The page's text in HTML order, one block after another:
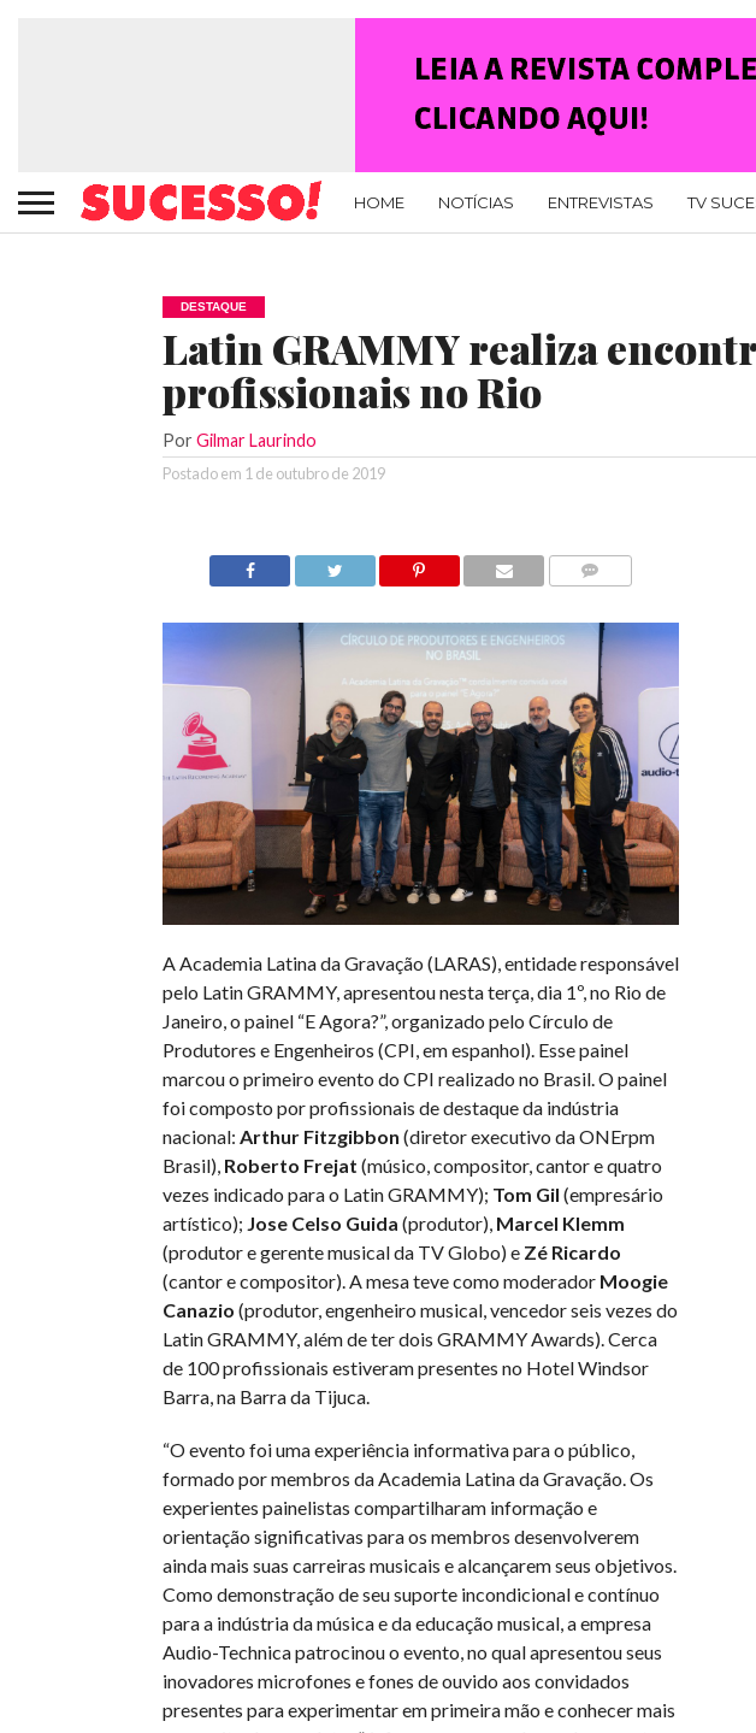
HOME NOTÍCIAS ENTREVISTAS TV
DESTAQUE
Latin GRAMMY realiza
profissionais no Rio
Por Gilmar Laurindo
Postado em 1 de outubro de 2019
A Academia Latina da Gravação (LARAS), entidade responsável
pelo Latin GRAMMY, apresentou nesta terça, dia 1º, no Rio de
Janeiro, o painel “E Agora?”, organizado pelo Círculo de
Produtores e Engenheiros (CPI, em espanhol). Esse painel
marcou o primeiro evento do CPI realizado no Brasil. O painel
foi composto por profissionais de destaque da indústria
nacional: Arthur Fitzgibbon (diretor executivo da ONErpm
Brasil), Roberto Frejat (músico, compositor, cantor e quatro
vezes indicado para o Latin GRAMMY); Tom Gil (empresário
artístico); Jose Celso Guida (produtor), Marcel Klemm
(produtor e gerente musical da TV Globo) eZé Ricardo
(cantor e compositor). A mesa teve como moderador Moogie
Canazio (produtor, engenheiro musical, vencedor seis vezes do
Latin GRAMMY, além de ter dois GRAMMY Awards). Cerca
de 100 profissionais estiveram presentes no Hotel Windsor
Barra, na Barra da Tijuca.
“O evento foi uma experiência informativa para o público,
formado por membros da Academia Latina da Gravação. Os
experientes painelistas compartilharam informação e
orientação significativas para os membros desenvolverem
ainda mais suas carreiras musicais e alcançarem seus objetivos.
Como demonstração de seu suporte incondicional e contínuo
para a indústria da música e da educação musical, a empresa
Audio-Technica patrocinou o evento, no qual apresentou seus
inovadores microfones e fones de ouvido aos convidados
presentes para experimentar em primeira mão e conhecer mais